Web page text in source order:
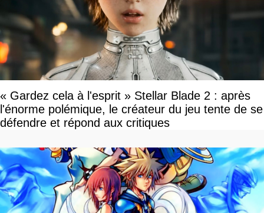
« Gardez cela à l'esprit » Stellar Blade 2 : après
l'énorme polémique, le créateur du jeu tente de se
défendre et répond aux critiques